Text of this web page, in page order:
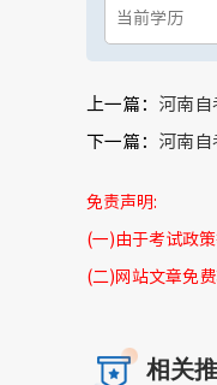
上一篇： 河南自
下一篇： 河南自
免责声明:
(一)由于考试政
(二)网站文章免
相关